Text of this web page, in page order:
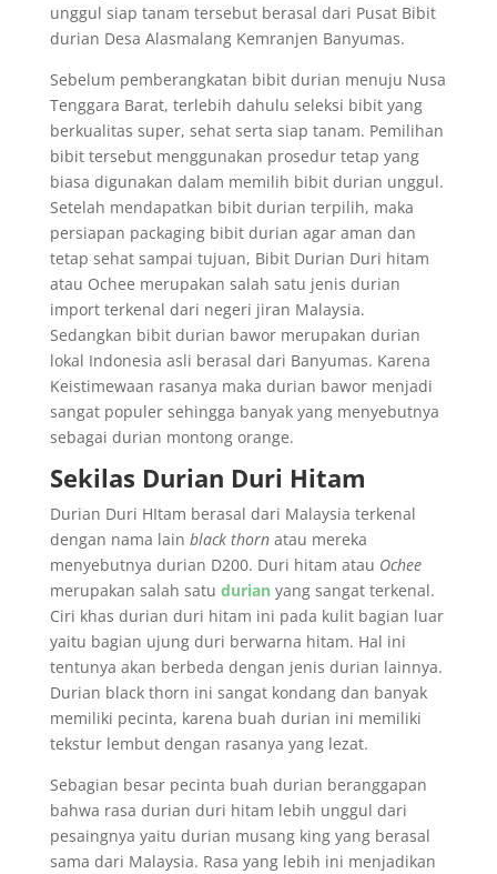
unggul siap tanam tersebut berasal dari Pusat Bibit
durian Desa Alasmalang Kemranjen Banyumas.
Sebelum pemberangkatan bibit durian menuju Nusa
Tenggara Barat, terlebih dahulu seleksi bibit yang
berkualitas super, sehat serta siap tanam. Pemilihan
bibit tersebut menggunakan prosedur tetap yang
biasa digunakan dalam memilih bibit durian unggul.
Setelah mendapatkan bibit durian terpilih, maka
persiapan packaging bibit durian agar aman dan
tetap sehat sampai tujuan, Bibit Durian Duri hitam
atau Ochee merupakan salah satu jenis durian
import terkenal dari negeri jiran Malaysia.
Sedangkan bibit durian bawor merupakan durian
lokal Indonesia asli berasal dari Banyumas. Karena
Keistimewaan rasanya maka durian bawor menjadi
sangat populer sehingga banyak yang menyebutnya
sebagai durian montong orange.
Sekilas Durian Duri Hitam
Durian Duri HItam berasal dari Malaysia terkenal
dengan nama lain black thornatau mereka
menyebutnya durian D200. Duri hitam atau Ochee
merupakan salah satu durian yang sangat terkenal.
Ciri khas durian duri hitam ini pada kulit bagian luar
yaitu bagian ujung duri berwarna hitam. Hal ini
tentunya akan berbeda dengan jenis durian lainnya.
Durian black thorn ini sangat kondang dan banyak
memiliki pecinta, karena buah durian ini memiliki
tekstur lembut dengan rasanya yang lezat.
Sebagian besar pecinta buah durian beranggapan
bahwa rasa durian duri hitam lebih unggul dari
pesaingnya yaitu durian musang king yang berasal
sama dari Malaysia. Rasa yang lebih ini menjadikan